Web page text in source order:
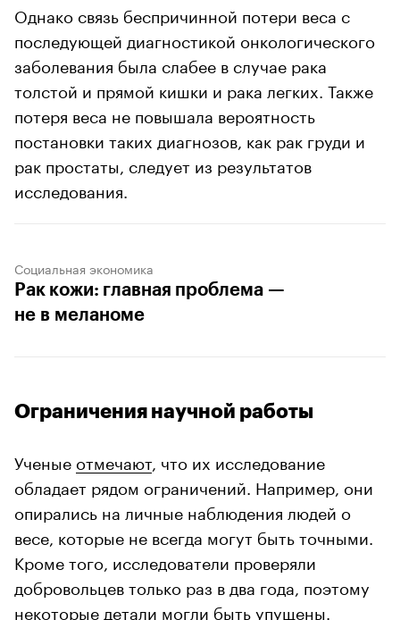
Однако связь беспричинной потери веса с
последующей диагностикой онкологического
заболевания была слабее в случае рака
толстой и прямой кишки и рака легких. Также
потеря веса не повышала вероятность
постановки таких диагнозов, как рак груди и
рак простаты, следует из результатов
исследования.
Социальная экономика
Рак кожи: главная проблема —
не в меланоме
Ограничения научной работы
Ученые отмечают, что их исследование
обладает рядом ограничений. Например, они
опирались на личные наблюдения людей о
весе, которые не всегда могут быть точными.
Кроме того, исследователи проверяли
добровольцев только раз в два года, поэтому
некоторые детали могли быть упущены.